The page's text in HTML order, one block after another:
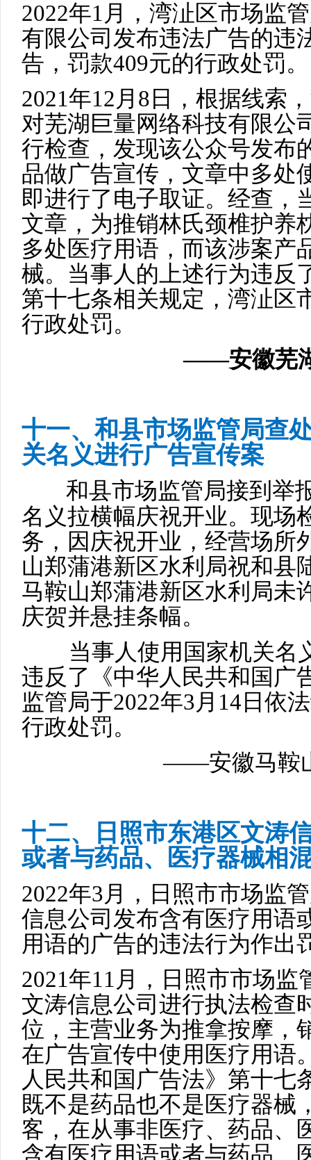
2022年1月，湾沚区市场监
有限公司发布违法广告的违
告，罚款409元的行政处罚。
2021年12月8日，根据线索
对芜湖巨量网络科技有限公
行检查，发现该公众号发布
品做广告宣传，文章中多处
即进行了电子取证。经查，
文章，为推销林氏颈椎护养
多处医疗用语，而该涉案产
械。当事人的上述行为违反
第十七条相关规定，湾沚区
行政处罚。
——安徽芜
十一、和县市场监管局查
关名义进行广告宣传案
和县市场监管局接到举
名义拉横幅庆祝开业。现场
务，因庆祝开业，经营场所
山郑蒲港新区水利局祝和县
马鞍山郑蒲港新区水利局未
庆贺并悬挂条幅。
当事人使用国家机关名
违反了《中华人民共和国广
监管局于2022年3月14日依
行政处罚。
——安徽马鞍
十二、日照市东港区文涛
或者与药品、医疗器械相
2022年3月，日照市市场监
信息公司发布含有医疗用语
用语的广告的违法行为作出
2021年11月，日照市市场
文涛信息公司进行执法检查
位，主营业务为推拿按摩，
在广告宣传中使用医疗用语
人民共和国广告法》第十七
既不是药品也不是医疗器械
客，在从事非医疗、药品、
含有医疗用语或者与药品、